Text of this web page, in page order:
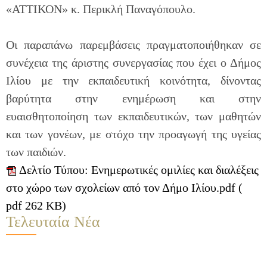
«ΑΤΤΙΚΟΝ» κ. Περικλή Παναγόπουλο.
Οι παραπάνω παρεμβάσεις πραγματοποιήθηκαν σε
συνέχεια της άριστης συνεργασίας που έχει ο Δήμος
Ιλίου με την εκπαιδευτική κοινότητα, δίνοντας
βαρύτητα στην ενημέρωση και στην
ευαισθητοποίηση των εκπαιδευτικών, των μαθητών
και των γονέων, με στόχο την προαγωγή της υγείας
των παιδιών.
Δελτίο Τύπου: Ενημερωτικές ομιλίες και διαλέξεις
στο χώρο των σχολείων από τον Δήμο Ιλίου.pdf (
pdf 262 KB)
Τελευταία Νέα